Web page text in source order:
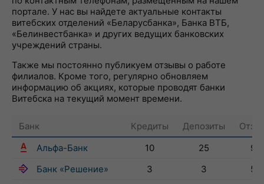
портале. У нас вы найдете актуальные контакты
витебских отделений «Беларусбанка», Банка ВТБ,
«Белинвестбанка» и других ведущих банковских
учреждений страны.
Также мы постоянно публикуем отзывы о работе
филиалов. Кроме того, регулярно обновляем
информацию об акциях, которые проводят банки
Витебска на текущий момент времени.
Банк Кредиты Депозиты
Альфа-Банк
10 25
97
Банк «Решение»
3 3
58